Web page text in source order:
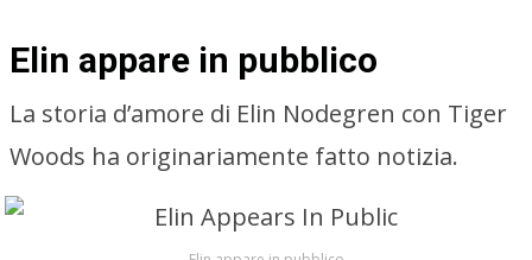
Elin appare in pubblico
La storia d’amore di Elin Nodegren con Tiger
Woods ha originariamente fatto notizia.